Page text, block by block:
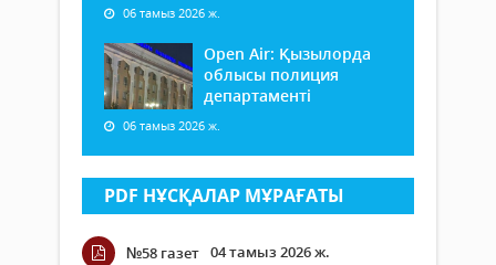
06 тамыз 2026 ж.
Open Air: Қызылорда
облысы полиция
департаменті
06 тамыз 2026 ж.
PDF НҰСҚАЛАР МҰРАҒАТЫ
№58 газет 04 тамыз 2026 ж.